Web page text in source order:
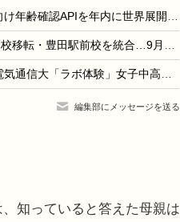
Google、アプリ向け年齢確認APIを年内に世界展開…未成年者保護を強化
通信制ルネ高、本校移転・豊田駅前校を統合…9月開校
【夏休み2026】電気通信大「ラボ体験」女子中高生向け8/21
編集部にメッセージを送る
知っていると答えた母親は